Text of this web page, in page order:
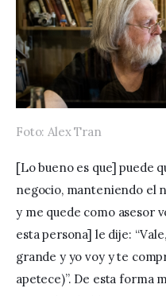
Foto: Alex Tran
[Lo bueno es que] puede
negocio, manteniendo el
y me quede como asesor
esta persona] le dije:
grande y yo voy y te
apetece)”. De esta forma